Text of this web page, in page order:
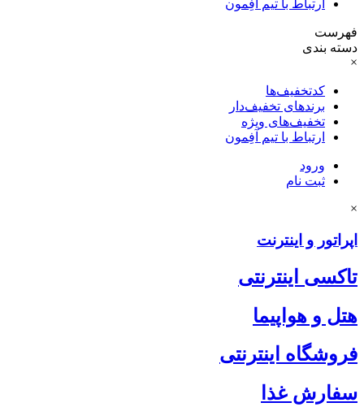
ارتباط با تیم آفِمون
فهرست
دسته بندی
×
کدتخفیف‌ها
برندهای تخفیف‌دار
تخفیف‌های ویژه
ارتباط با تیم آفِمون
ورود
ثبت نام
×
اپراتور و اینترنت
تاکسی اینترنتی
هتل و هواپیما
فروشگاه اینترنتی
سفارش غذا